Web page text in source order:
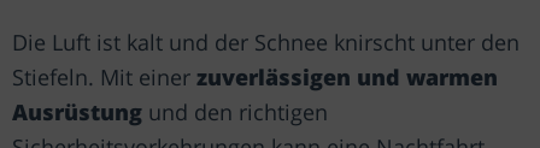
Die Luft ist kalt und der Schnee knirscht unter den
Stiefeln. Mit einer zuverlässigen und warmen
Ausrüstung und den richtigen